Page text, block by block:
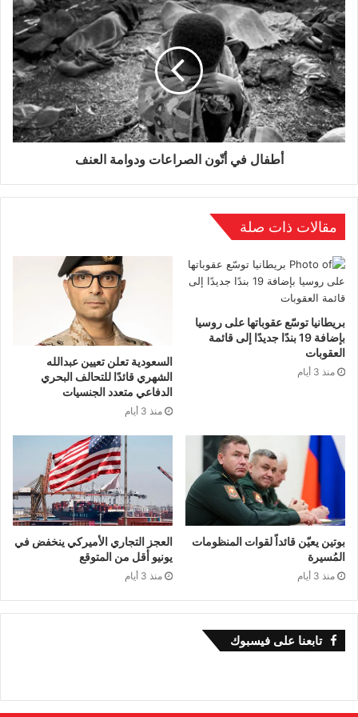
الممارسات تتخذ شكلا
مغايرا من خلال بناء
السدود الكبرى على منابع
المياه ما ينتج في غالبية
الأحيان احتباس المياه على
باقي الدول الواقعة على
مسارات تلك الأنهار .
تصدت القوانين و المواثيق
الدولية لهذه الظاهرة من
خلال تنظيم استغلال
منصف لمنابع المياه و تم
أطفال في أتّون الصراعات ودوامة العنف
مقالات ذات صلة
بريطانيا توسّع عقوباتها على روسيا
بإضافة 19 بندًا جديدًا إلى قائمة
العقوبات
منذ 3 أيام
السعودية تعلن تعيين عبدالله
الشهري قائدًا للتحالف البحري
الدفاعي متعدد الجنسيات
منذ 3 أيام
بوتين يعيّن قائداً لقوات المنظومات
المُسيرة
منذ 3 أيام
العجز التجاري الأميركي ينخفض في
يونيو أقل من المتوقع
منذ 3 أيام
تابعنا على فيسبوك